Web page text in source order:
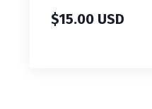
$15.00 USD